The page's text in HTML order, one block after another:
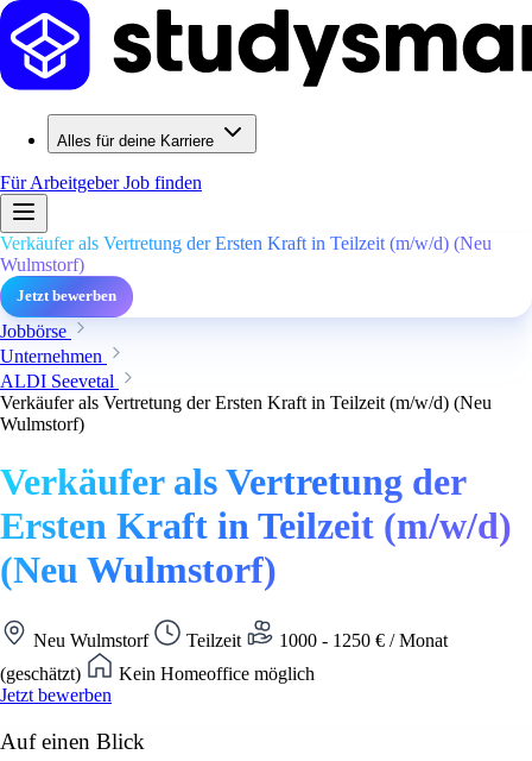
Alles für deine Karriere
Für ArbeitgeberJob finden
Verkäufer als Vertretung der Ersten Kraft in Teilzeit (m/w/d) (Neu
Wulmstorf)
Jetzt bewerben
Jobbörse
Unternehmen
ALDI Seevetal
Verkäufer als Vertretung der Ersten Kraft in Teilzeit (m/w/d) (Neu
Wulmstorf)
Verkäufer als Vertretung der
Ersten Kraft in Teilzeit (m/w/d)
(Neu Wulmstorf)
Neu Wulmstorf Teilzeit
1000 - 1250 € / Monat
(geschätzt)
Kein Homeoffice möglich
Jetzt bewerben
Auf einen Blick